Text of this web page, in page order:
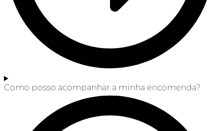
Como posso acompanhar a minha encomenda?